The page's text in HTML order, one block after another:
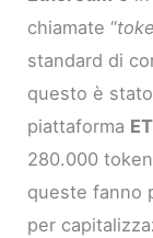
chiamate “
standard di
questo è
piattaforma
280.000
queste fanno
per